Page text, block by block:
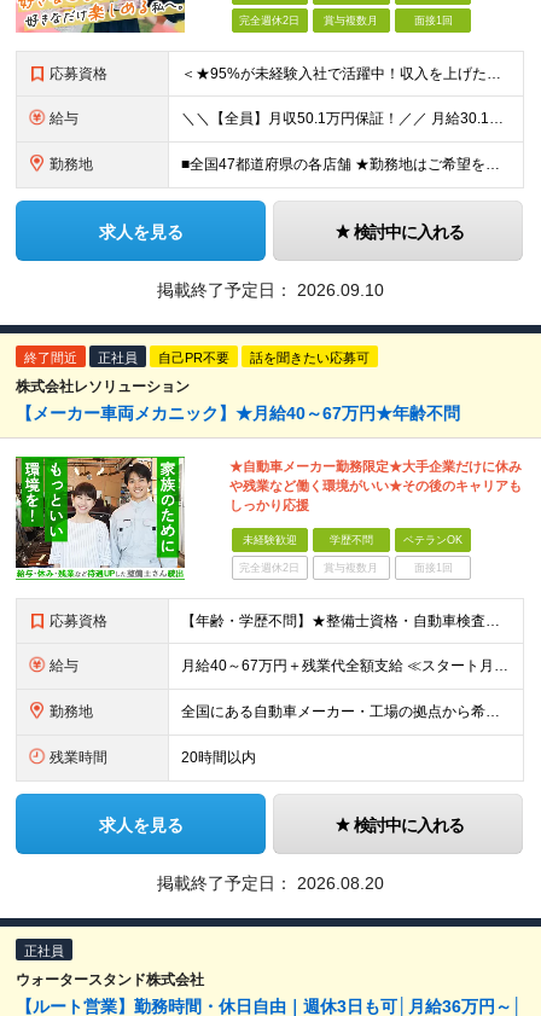
完全週休2日 賞与複数月 面接1回
応募資格 ＜★95%が未経験入社で活躍中！収入を上げたい・新しいスキルを身につけたい方、大歓迎！★＞ ◆学歴不問・第二新卒歓迎 ◆社会人経験1年以上 ★100％人柄、意欲重視の採用です 「新しい環境でスタート
給与 ＼＼【全員】月収50.1万円保証！／／ 月給30.1万円＋インセン＋特別手当20万円(半年間)＋賞与 ※経験者は優遇いたします（研修も免除の場合有） ※固定残業代:7万4000円以上/月45時間分
勤務地 ■全国47都道府県の各店舗 ★勤務地はご希望を考慮の上、決定します ★今後も店舗を全国に拡大していきます ★U・Iターン歓迎（社宅あり） ★マイカー通勤OK（地域により規定あり。詳細はお問合せくださ
求人を見る 検討中に入れる
掲載終了予定日： 2026.09.10
終了間近 正社員 自己PR不要 話を聞きたい応募可
株式会社レソリューション
【メーカー車両メカニック】★月給40～67万円★年齢不問
★自動車メーカー勤務限定★大手企業だけに休み
や残業など働く環境がいい★その後のキャリアも
しっかり応援
未経験歓迎 学歴不問 ベテランOK
完全週休2日 賞与複数月 面接1回
応募資格 【年齢・学歴不問】★整備士資格・自動車検査員資格をお持ちの方★既卒者・第二新卒・実務未経験者も歓迎！ ■自動車整備士資格または自動車検査員資格の保有者。 ※実務経験不問 ◎経験や資格を活かしてキャリ
給与 月給40～67万円＋残業代全額支給 ≪スタート月給例≫ ■自動車車検・整備：月給40万円+残業代 ※現年収・年齢・経験・資格・能力等、総合的に考慮し、決定します。 ※試用期間有(同待遇/最長6ヵ月
勤務地 全国にある自動車メーカー・工場の拠点から希望を考慮して決定します。 ★転居を伴う転勤はありません。 ★U・Iターン、遠方からのご応募も歓迎！引越など赴任に伴う費用、家賃は全額負担します（会社規定によ
残業時間 20時間以内
求人を見る 検討中に入れる
掲載終了予定日： 2026.08.20
正社員
ウォータースタンド株式会社
【ルート営業】勤務時間・休日自由｜週休3日も可│月給36万円～│